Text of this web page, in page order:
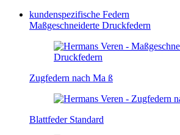
kundenspezifische Federn
Maßgeschneiderte Druckfedern
Zugfedern nach Ma ß
Blattfeder Standard